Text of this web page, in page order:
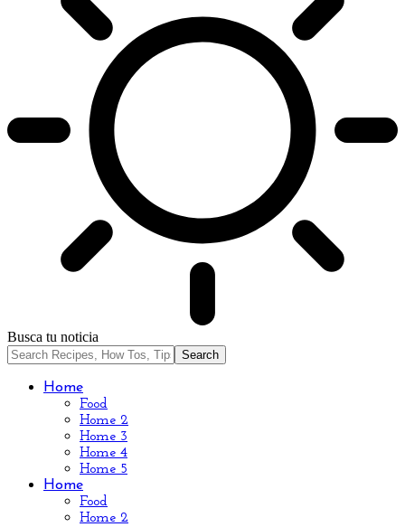
Busca tu noticia
Home
Food
Home 2
Home 3
Home 4
Home 5
Home
Food
Home 2